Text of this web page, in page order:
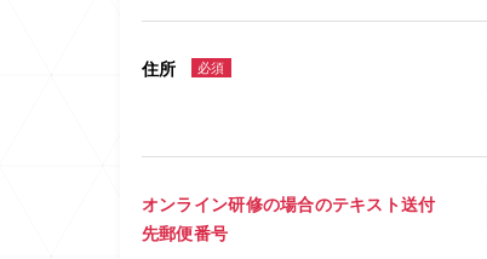
住所 必須
オンライン研修の場合のテキスト送付
先郵便番号